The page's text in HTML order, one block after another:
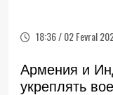
18:36 / 02 Fevral
Армения и
укреплять